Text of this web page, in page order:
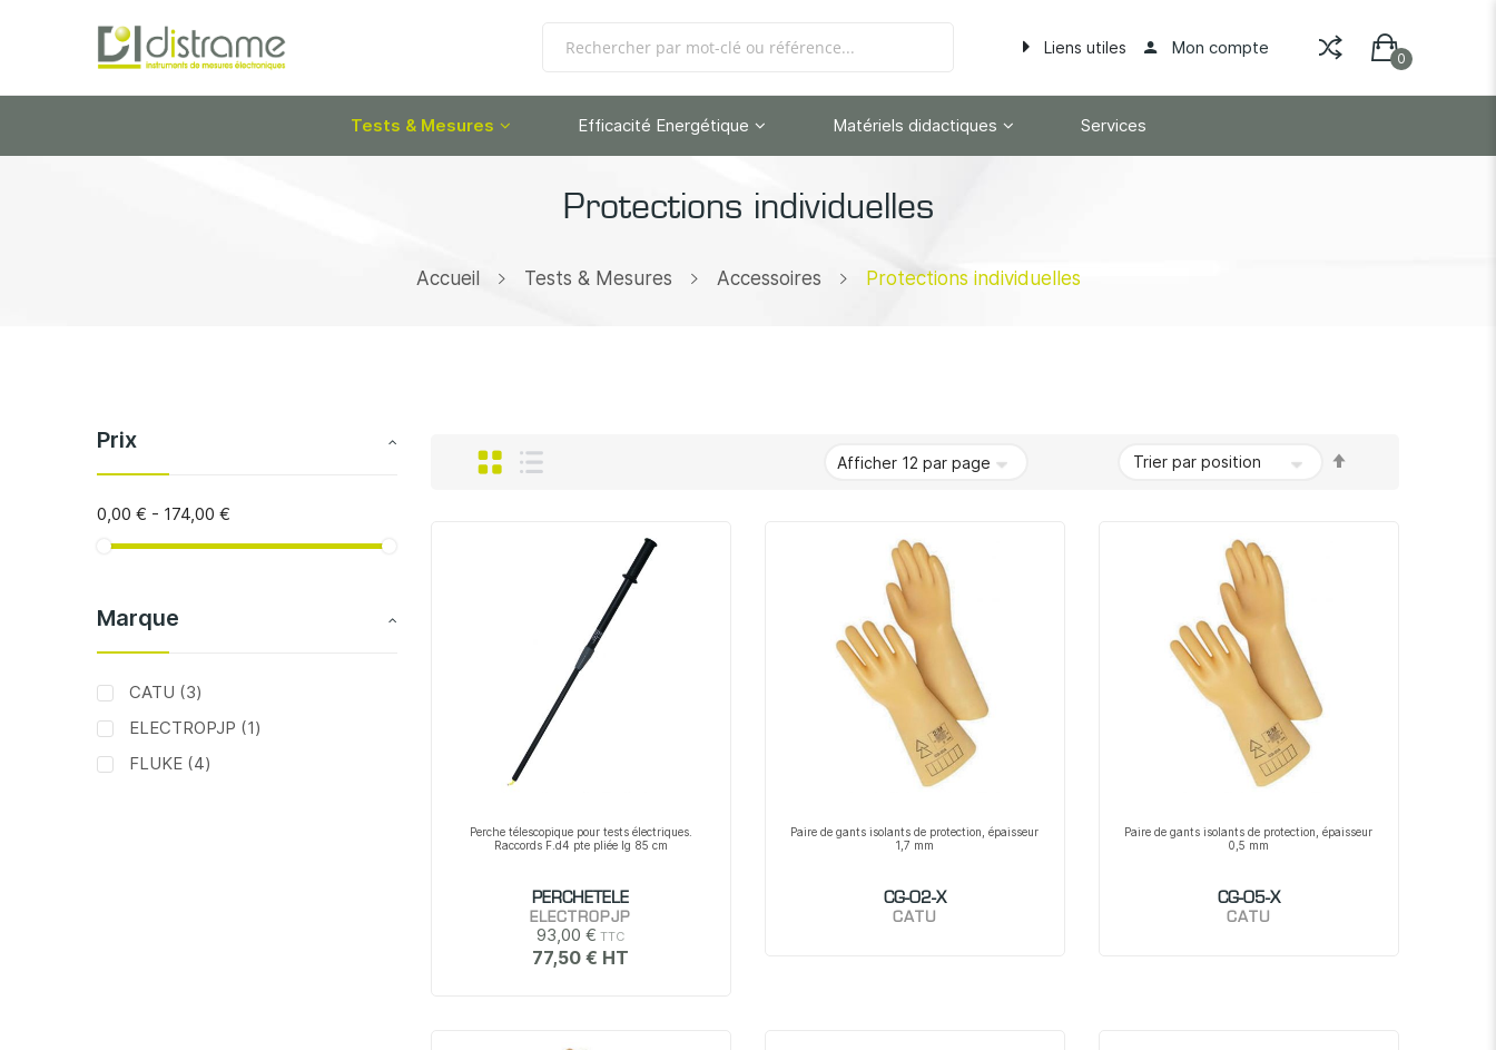
Liens utiles Mon compte
Tests & Mesures Efficacité Energétique Matériels didactiques Services
Protections individuelles
Accueil Tests & Mesures Accessoires Protections individuelles
Grille
Perche télescopique pour tests électriques.
Raccords F.d4 pte pliée lg 85 cm
PERCHETELE
ELECTROPJP
93,00 €
77,50 €
Paire de gants isolants de protection, épaisseur
1,7 mm
CG-02-X
CATU
Paire de gants isolants de protection, épaisseur
0,5 mm
CG-05-X
CATU
Prix
0,00 € - 174,00 €
Marque
CATU 3articles
ELECTROPJP
1article
FLUKE 4articles